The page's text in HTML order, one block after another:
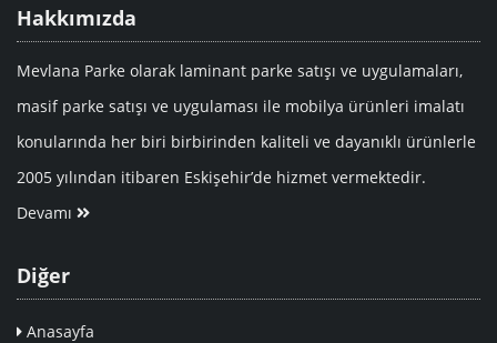
Hakkımızda
Mevlana Parke olarak laminant parke satışı ve uygulamaları,
masif parke satışı ve uygulaması ile mobilya ürünleri imalatı
konularında her biri birbirinden kaliteli ve dayanıklı ürünlerle
2005 yılından itibaren Eskişehir’de hizmet vermektedir.
Devamı
Diğer
Anasayfa